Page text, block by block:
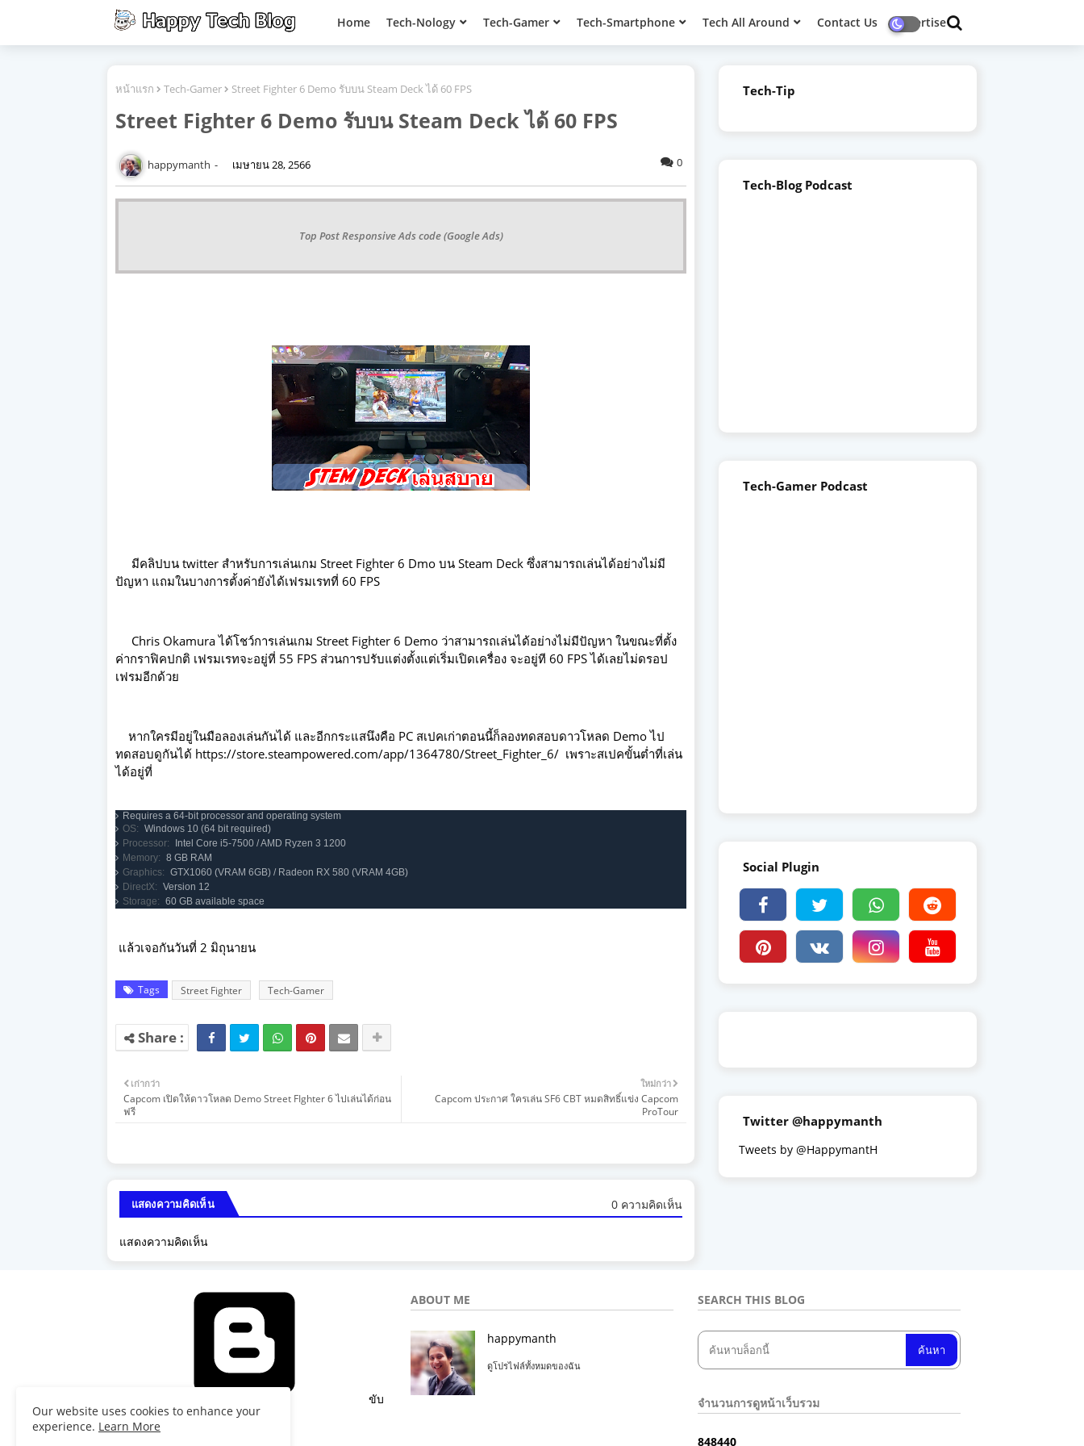
Home Tech-Nology Tech-Gamer Tech-Smartphone Tech All Around Contact Us Advertise
หน้าแรก Tech-Gamer Street Fighter 6 Demo รับบน Steam Deck ได้ 60 FPS
Street Fighter 6 Demo รับบน Steam Deck ได้ 60 FPS
happymanth เมษายน 28, 2566 0
Top Post Responsive Ads code (Google Ads)
มีคลิปบน twitter สำหรับการเล่นเกม Street Fighter 6 Dmo บน Steam Deck ซึ่งสามารถเล่นได้อย่างไม่มี
ปัญหา แถมในบางการตั้งค่ายังได้เฟรมเรทที่ 60 FPS
Chris Okamura ได้โชว์การเล่นเกม Street Fighter 6 Demo ว่าสามารถเล่นได้อย่างไม่มีปัญหา ในขณะที่ตั้ง
ค่ากราฟิคปกติ เฟรมเรทจะอยู่ที่ 55 FPS ส่วนการปรับแต่งตั้งแต่เริ่มเปิดเครื่อง จะอยู่ที 60 FPS ได้เลยไม่ดรอป
เฟรมอีกด้วย
หากใครมีอยู่ในมือลองเล่นกันได้ และอีกกระแสนึงคือ PC สเปคเก่าตอนนี้ก็ลองทดสอบดาวโหลด Demo ไป
ทดสอบดูกันได้ https://store.steampowered.com/app/1364780/Street_Fighter_6/ เพราะสเปคขั้นต่ำที่เล่น
ได้อยู่ที่
Requires a 64-bit processor and operating system
OS: Windows 10 (64 bit required)
Processor:
Intel Core i5-7500 / AMD Ryzen 3 1200
Memory: 8 GB RAM
Graphics: GTX1060 (VRAM 6GB) / Radeon RX 580 (VRAM 4GB)
DirectX: Version 12
Storage: 60 GB available space
แล้วเจอกันวันที่ 2 มิถุนายน
Tags Street Fighter Tech-Gamer
ใหม่กว่า
Capcom ประกาศ ใครเล่น SF6 CBT หมดสิทธิ์แข่ง Capcom
ProTour
เก่ากว่า
Capcom เปิดให้ดาวโหลด Demo Street FIghter 6 ไปเล่นได้ก่อน
ฟรี
แสดงความคิดเห็น 0 ความคิดเห็น
แสดงความคิดเห็น
Tech-Tip
Tech-Blog Podcast
Tech-Gamer Podcast
Social Plugin
Twitter @happymanth
Tweets by @HappymantH
ขับ
เคลื่อนโดย Blogger
ABOUT ME
happymanth
ดูโปรไฟล์ทั้งหมดของฉัน
SEARCH THIS BLOG
จำนวนการดูหน้าเว็บรวม
848440
Our website uses cookies to enhance your
experience. Learn More